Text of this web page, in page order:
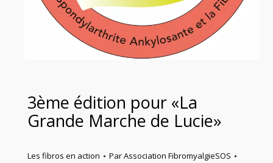
3ème édition pour «La
Grande Marche de Lucie»
Les fibros en action ParAssociation FibromyalgieSOS